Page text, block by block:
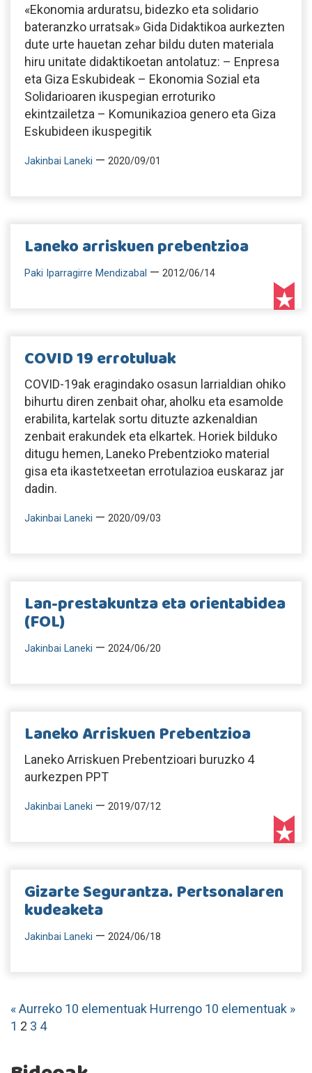
«Ekonomia arduratsu, bidezko eta solidario
bateranzko urratsak» Gida Didaktikoa aurkezten
dute urte hauetan zehar bildu duten materiala
hiru unitate didaktikoetan antolatuz: – Enpresa
eta Giza Eskubideak – Ekonomia Sozial eta
Solidarioaren ikuspegian erroturiko
ekintzailetza – Komunikazioa genero eta Giza
Eskubideen ikuspegitik
Jakinbai Laneki — 2020/09/01
Laneko arriskuen prebentzioa
Paki Iparragirre Mendizabal — 2012/06/14
COVID 19 errotuluak
COVID-19ak eragindako osasun larrialdian ohiko
bihurtu diren zenbait ohar, aholku eta esamolde
erabilita, kartelak sortu dituzte azkenaldian
zenbait erakundek eta elkartek. Horiek bilduko
ditugu hemen, Laneko Prebentzioko material
gisa eta ikastetxeetan errotulazioa euskaraz jar
dadin.
Jakinbai Laneki — 2020/09/03
Lan-prestakuntza eta orientabidea
(FOL)
Jakinbai Laneki — 2024/06/20
Laneko Arriskuen Prebentzioa
Laneko Arriskuen Prebentzioari buruzko 4
aurkezpen PPT
Jakinbai Laneki — 2019/07/12
Gizarte Segurantza. Pertsonalaren
kudeaketa
Jakinbai Laneki — 2024/06/18
« Aurreko 10 elementuak Hurrengo 10 elementuak »
1 2 3 4